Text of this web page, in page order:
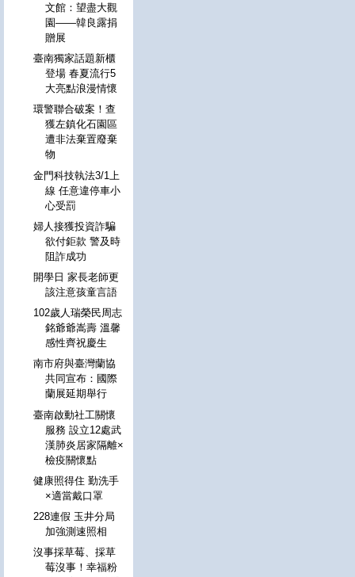
文館：望盡大觀
園——韓良露捐
贈展
臺南獨家話題新櫃
登場 春夏流行5
大亮點浪漫情懷
環警聯合破案！查
獲左鎮化石園區
遭非法棄置廢棄
物
金門科技執法3/1上
線 任意違停車小
心受罰
婦人接獲投資詐騙
欲付鉅款 警及時
阻詐成功
開學日 家長老師更
該注意孩童言語
102歲人瑞榮民周志
銘爺爺嵩壽 溫馨
感性齊祝慶生
南市府與臺灣蘭協
共同宣布：國際
蘭展延期舉行
臺南啟動社工關懷
服務 設立12處武
漢肺炎居家隔離×
檢疫關懷點
健康照得住 勤洗手
×適當戴口罩
228連假 玉井分局
加強測速照相
沒事採草莓、採草
莓沒事！幸福粉